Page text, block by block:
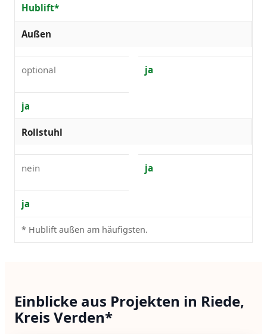
Hublift*
Außen
optional ja
ja
Rollstuhl
nein ja
ja
* Hublift außen am häufigsten.
Einblicke aus Projekten in Riede,
Kreis Verden*